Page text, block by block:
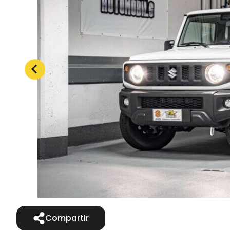
Compartir